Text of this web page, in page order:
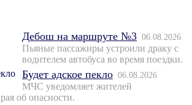
Дебош на маршруте №3 06.08.2026
Пьяные пассажиры устроили драку с
водителем автобуса во время поездки.
Будет адское пекло 06.08.2026
МЧС уведомляет жителей
об опасности.